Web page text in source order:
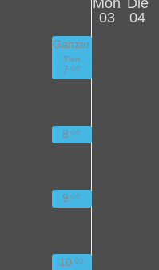
Mon
03
Die
04
Ganzer
Tag
7 00
8 00
9 00
10 00